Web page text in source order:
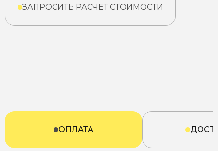
ЗАПРОСИТЬ РАСЧЕТ СТОИМОСТИ
ОПЛАТА